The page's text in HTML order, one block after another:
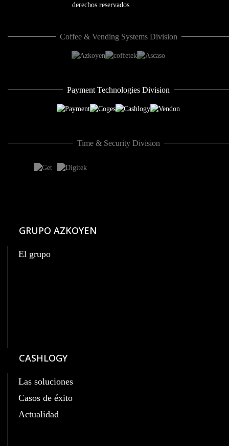
Coffee & Vending Systems Division
Payment Technologies Division
Time & Security Division
GRUPO AZKOYEN
El grupo
CASHLOGY
Las soluciones
Casos de éxito
Actualidad